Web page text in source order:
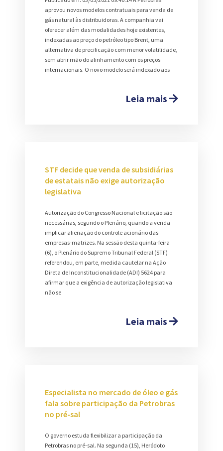
aprovou novos modelos contratuais para venda de
gás natural às distribuidoras. A companhia vai
oferecer além das modalidades hoje existentes,
indexadas ao preço do petróleo tipo Brent, uma
alternativa de precificação com menor volatilidade,
sem abrir mão do alinhamento com os preços
internacionais. O novo modelo será indexado aos
Leia mais
STF decide que venda de subsidiárias
de estatais não exige autorização
legislativa
Autorização do Congresso Nacional e licitação são
necessárias, segundo o Plenário, quando a venda
implicar alienação do controle acionário das
empresas-matrizes. Na sessão desta quinta-feira
(6), o Plenário do Supremo Tribunal Federal (STF)
referendou, em parte, medida cautelar na Ação
Direta de Inconstitucionalidade (ADI) 5624 para
afirmar que a exigência de autorização legislativa
não se
Leia mais
Especialista no mercado de óleo e gás
fala sobre participação da Petrobras
no pré-sal
O governo estuda flexibilizar a participação da
Petrobras no pré-sal. Na segunda (15), Heródoto